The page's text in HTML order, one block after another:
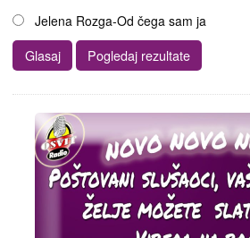
Jelena Rozga-Od čega sam ja